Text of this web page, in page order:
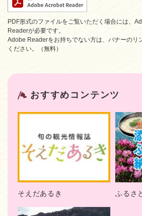
PDF形式のファイルをご覧いただく場合には、
Readerが必要です。
Adobe Readerをお持ちでない方は、バナーのリ
ください。（無料）
おすすめコンテンツ
そえだあるき ふるさ